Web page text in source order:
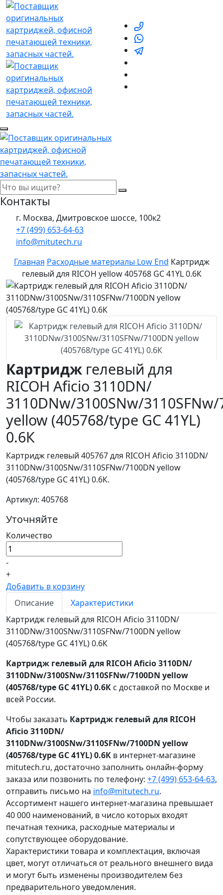
Контакты
г. Москва, Дмитровское шоссе, 100к2
+7 (499) 653-64-63
info@mitutech.ru
Главная Расходные материалы Low End Картридж
гелевый для RICOH yellow 405768 GC 41YL 0.6К
Картридж гелевый для
RICOH Aficio 3110DN/
3110DNw/3100SNw/
yellow (405768/type GC 41YL)
0.6К
Картридж гелевый 405767 для RICOH Aficio 3110DN/
3110DNw/3100SNw/3110SFNw/7100DN yellow
(405768/type GC 41YL) 0.6К.
Артикул: 405768
Уточняйте
Количество
-
+
Добавить в корзину
Описание
Характеристики
Картридж гелевый для RICOH Aficio 3110DN/
3110DNw/3100SNw/3110SFNw/7100DN yellow
(405768/type GC 41YL) 0.6К
Картридж гелевый для RICOH Aficio 3110DN/
3110DNw/3100SNw/3110SFNw/7100DN yellow
(405768/type GC 41YL) 0.6К с доставкой по Москве и
всей России.
Чтобы заказать Картридж гелевый для RICOH
Aficio 3110DN/
3110DNw/3100SNw/3110SFNw/7100DN yellow
(405768/type GC 41YL) 0.6К в интернет-магазине
mitutech.ru, достаточно заполнить онлайн-форму
заказа или позвонить по телефону: +7 (499) 653-64-63,
отправить письмо на info@mitutech.ru.
Ассортимент нашего интернет-магазина превышает
40 000 наименований, в число которых входят
печатная техника, расходные материалы и
сопутствующее оборудование.
Характеристики товара и комплектация, включая
цвет, могут отличаться от реального внешнего вида
и могут быть изменены производителем без
предварительного уведомления.